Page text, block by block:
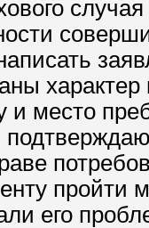
характер
и место
пройти
его